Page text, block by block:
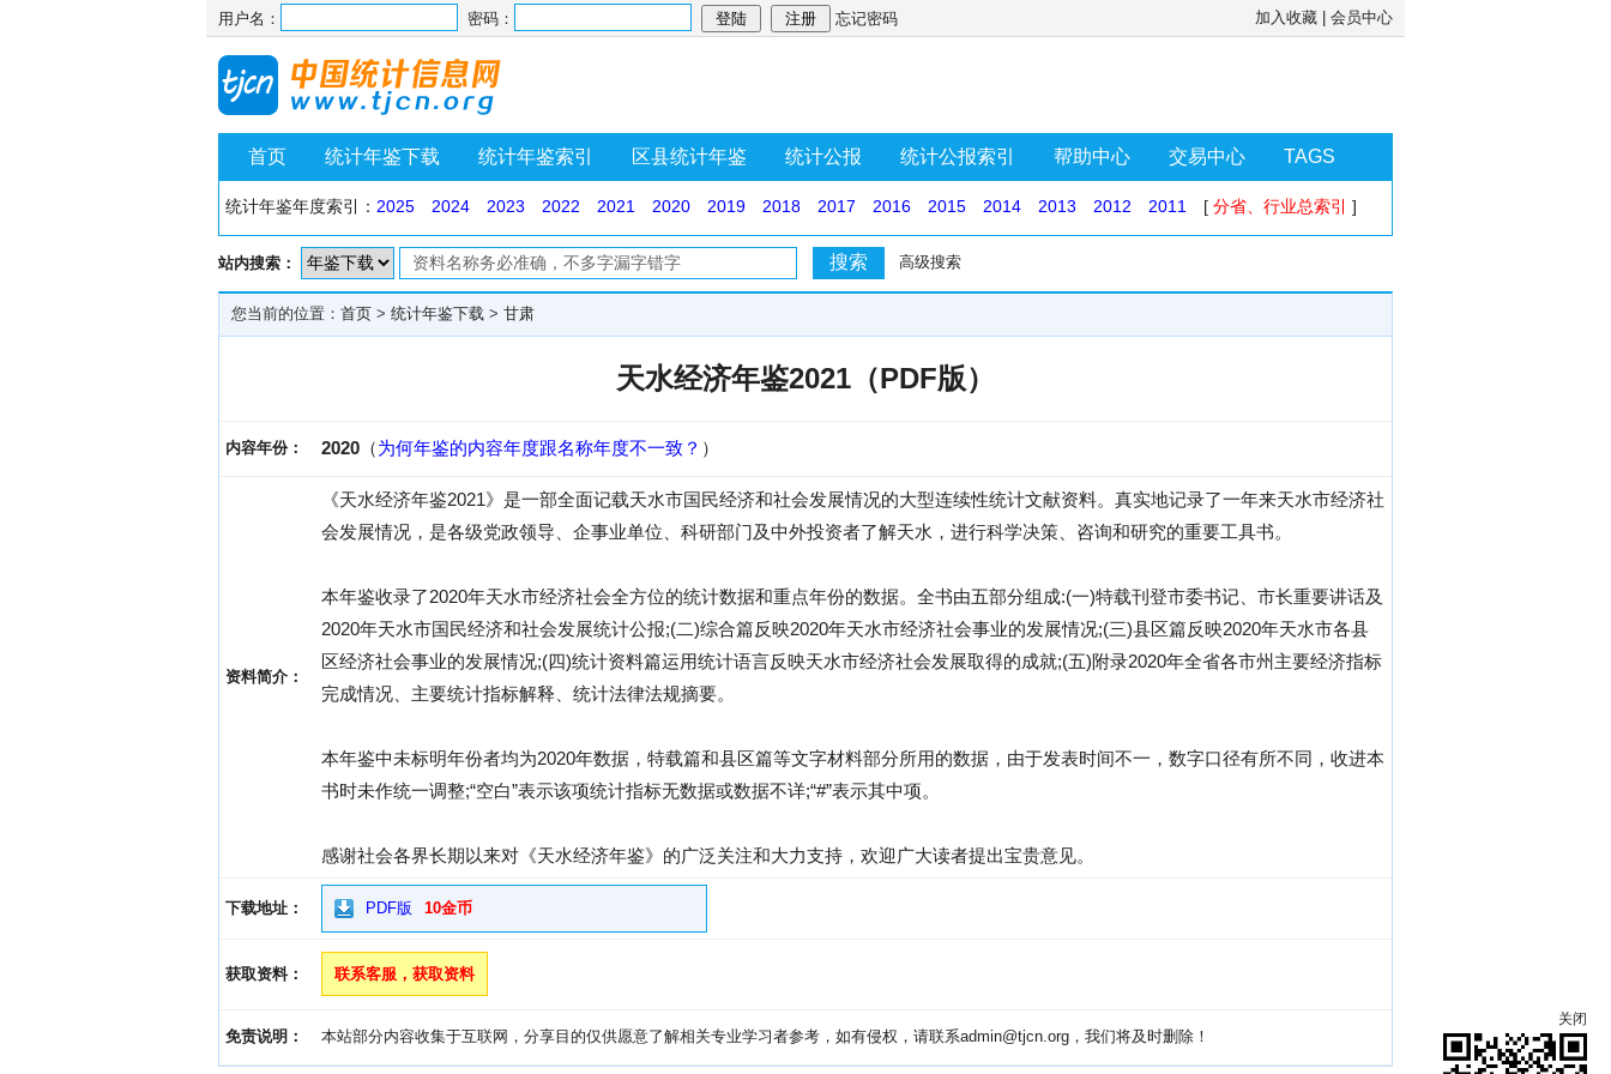
用户名： 密码： 忘记密码 加入收藏 会员中心
首页 统计年鉴下载 统计年鉴索引 区县统计年鉴 统计公报 统计公报索引 帮助中心 交易中心 TAGS
统计年鉴年度索引： 2025 2024 2023 2022 2021 2020 2019 2018 2017 2016 2015 2014 2013 2012 2011 [ 分省、行业总索引 ]
站内搜索： 高级搜索
您当前的位置： 首页 > 统计年鉴下载 > 甘肃
天水经济年鉴2021（PDF版）
内容年份： 2020 （为何年鉴的内容年度跟名称年度不一致？ ）
资料简介：
《天水经济年鉴2021》是一部全面记载天水市国民经济和社会发展情况的大型连续性统计文献资料。真实地记录了一年来天水市经济社
会发展情况，是各级党政领导、企事业单位、科研部门及中外投资者了解天水，进行科学决策、咨询和研究的重要工具书。
本年鉴收录了2020年天水市经济社会全方位的统计数据和重点年份的数据。全书由五部分组成:(一)特载刊登市委书记、市长重要讲话及
2020年天水市国民经济和社会发展统计公报;(二)综合篇反映2020年天水市经济社会事业的发展情况;(三)县区篇反映2020年天水市各县
区经济社会事业的发展情况;(四)统计资料篇运用统计语言反映天水市经济社会发展取得的成就;(五)附录2020年全省各市州主要经济指标
完成情况、主要统计指标解释、统计法律法规摘要。
本年鉴中未标明年份者均为2020年数据，特载篇和县区篇等文字材料部分所用的数据，由于发表时间不一，数字口径有所不同，收进本
书时未作统一调整;“空白”表示该项统计指标无数据或数据不详;“#”表示其中项。
感谢社会各界长期以来对《天水经济年鉴》的广泛关注和大力支持，欢迎广大读者提出宝贵意见。
下载地址： PDF版 10金币
获取资料： 联系客服，获取资料
免责说明： 本站部分内容收集于互联网，分享目的仅供愿意了解相关专业学习者参考，如有侵权，请联系admin@tjcn.org，我们将及时删除！
关闭